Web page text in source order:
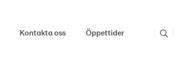
Kontakta oss Öppettider